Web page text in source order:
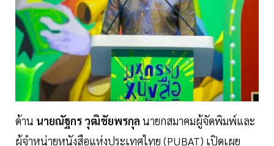
ด้าน นายณัฐกร วุฒิชัยพรกุล นายกสมาคมผู้จัดพิมพ์และ
ผู้จำหน่ายหนังสือแห่งประเทศไทย (PUBAT) เปิดเผย